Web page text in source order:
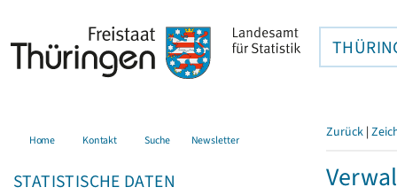
Home Kontakt Suche Newsletter
STATISTISCHE DATEN
Zurück |